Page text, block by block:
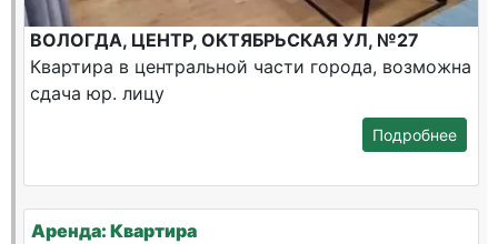
ВОЛОГДА, ЦЕНТР, ОКТЯБРЬСКАЯ УЛ, №27
Квартира в центральной части города, возможна
сдача юр. лицу
Подробнее
Аренда: Квартира